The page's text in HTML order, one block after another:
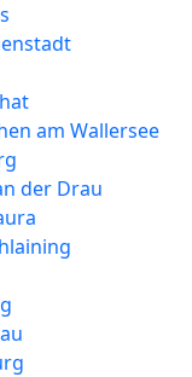
am Wallersee
der Drau